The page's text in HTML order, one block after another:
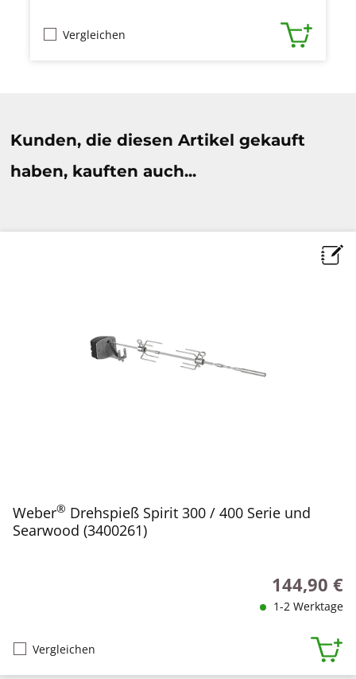
Vergleichen
Kunden, die diesen Artikel gekauft
haben, kauften auch...
Weber® Drehspieß Spirit 300 / 400 Serie und
Searwood (3400261)
Regulärer
144,90 €
1-2 Werktage
Vergleichen